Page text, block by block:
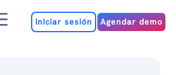
MenúIniciar sesión Agendar demo